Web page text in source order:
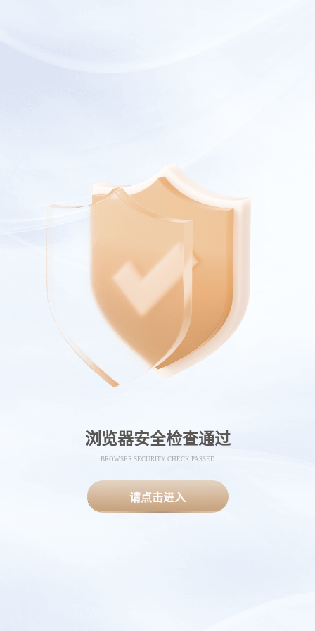
浏览器安全检查通过
BROWSER SECURITY CHECK PASSED
请点击进入